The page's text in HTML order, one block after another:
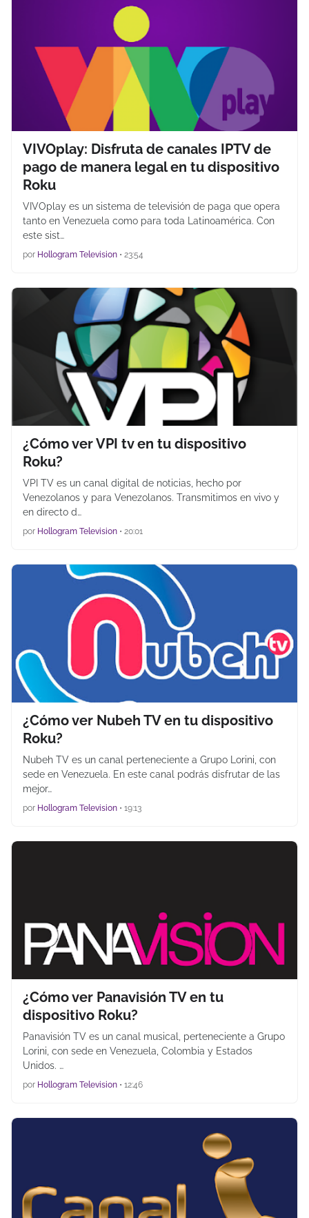
VIVOplay: Disfruta de canales IPTV de
pago de manera legal en tu dispositivo
Roku
VIVOplay es un sistema de televisión de paga que opera
tanto en Venezuela como para toda Latinoamérica. Con
este sist…
por Hollogram Television • 23:54
¿Cómo ver VPI tv en tu dispositivo
Roku?
VPI TV es un canal digital de noticias, hecho por
Venezolanos y para Venezolanos. Transmitimos en vivo y
en directo d…
por Hollogram Television • 20:01
¿Cómo ver Nubeh TV en tu dispositivo
Roku?
Nubeh TV es un canal perteneciente a Grupo Lorini, con
sede en Venezuela. En este canal podrás disfrutar de las
mejor…
por Hollogram Television • 19:13
¿Cómo ver Panavisión TV en tu
dispositivo Roku?
Panavisión TV es un canal musical, perteneciente a Grupo
Lorini, con sede en Venezuela, Colombia y Estados
Unidos. …
por Hollogram Television • 12:46